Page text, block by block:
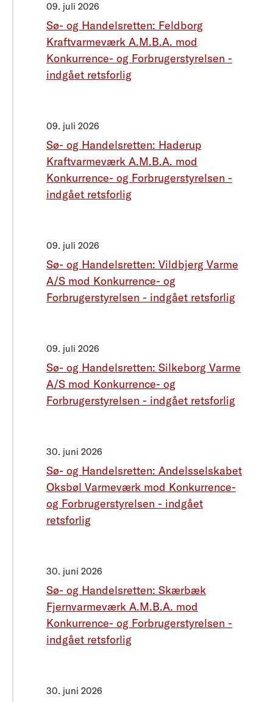
09. juli 2026
Sø- og Handelsretten: Feldborg
Kraftvarmeværk A.M.B.A. mod
Konkurrence- og Forbrugerstyrelsen -
indgået retsforlig
09. juli 2026
Sø- og Handelsretten: Haderup
Kraftvarmeværk A.M.B.A. mod
Konkurrence- og Forbrugerstyrelsen -
indgået retsforlig
09. juli 2026
Sø- og Handelsretten: Vildbjerg Varme
A/S mod Konkurrence- og
Forbrugerstyrelsen - indgået retsforlig
09. juli 2026
Sø- og Handelsretten: Silkeborg Varme
A/S mod Konkurrence- og
Forbrugerstyrelsen - indgået retsforlig
30. juni 2026
Sø- og Handelsretten: Andelsselskabet
Oksbøl Varmeværk mod Konkurrence-
og Forbrugerstyrelsen - indgået
retsforlig
30. juni 2026
Sø- og Handelsretten: Skærbæk
Fjernvarmeværk A.M.B.A. mod
Konkurrence- og Forbrugerstyrelsen -
indgået retsforlig
30. juni 2026